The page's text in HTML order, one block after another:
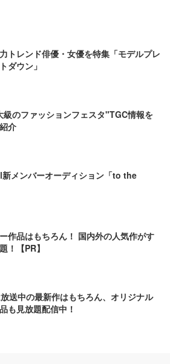
トレンド俳優・女優を特集「モデルプレ
ダウン」
級のファッションフェスタ"TGC情報を
介
メンバーオーディション「to the
作品はもちろん！ 国内外の人気作がす
！【PR】
送中の最新作はもちろん、オリジナル
も見放題配信中！